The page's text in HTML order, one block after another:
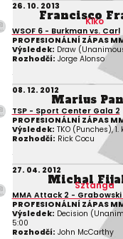
26. 10. 2013
Francisco
Kiko
WSOF 6 - Burkman vs. Carl
PROFESIONÁLNÍ ZÁPAS
Výsledek: Draw
Rozhodčí: Jorge Alonso
08. 12. 2012
Marius
TSP - Sport Center Gala 2
PROFESIONÁLNÍ ZÁPAS
Výsledek: TKO (Punches), 1.
Rozhodčí: Rick Cocu
27. 04. 2012
MichalSztanga
MMA Attack 2 - Grabowski
PROFESIONÁLNÍ ZÁPAS
Výsledek: Decision
5:00
Rozhodčí: John McCarthy